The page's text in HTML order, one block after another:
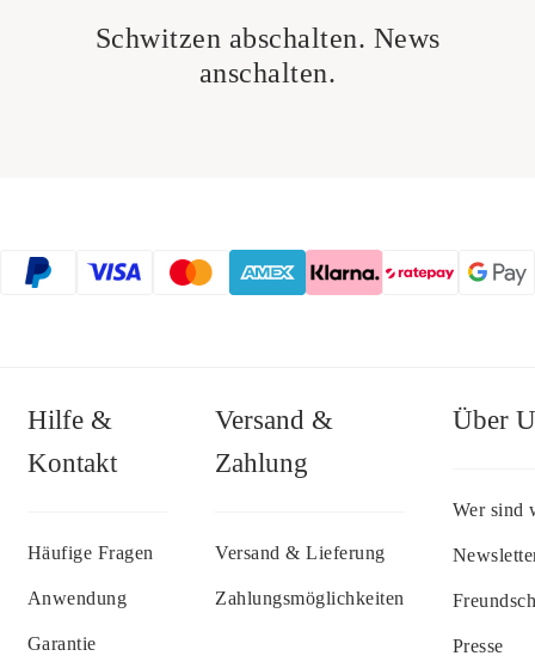
Schwitzen abschalten. News
anschalten.
Hilfe &
Kontakt
Häufige Fragen
Anwendung
Garantie
Versand &
Zahlung
Versand & Lieferung
Zahlungsmöglichkeiten
Über
Wer sind
Presse